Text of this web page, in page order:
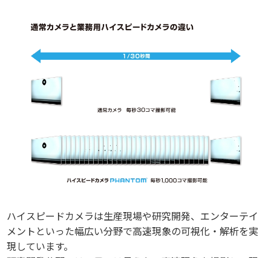
ハイスピードカメラは生産現場や研究開発、エンターテイ
メントといった幅広い分野で高速現象の可視化・解析を実
現しています。